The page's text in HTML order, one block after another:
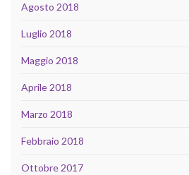
Agosto 2018
Luglio 2018
Maggio 2018
Aprile 2018
Marzo 2018
Febbraio 2018
Ottobre 2017